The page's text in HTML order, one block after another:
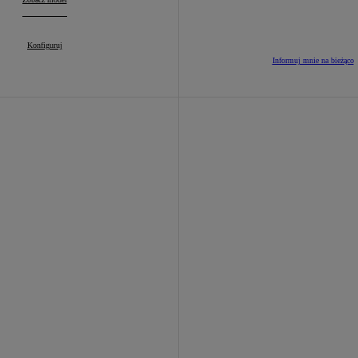
Toyota C-HR+
Konfiguruj
Informuj mnie na bieżąco